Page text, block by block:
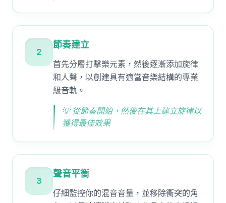
2
節奏建立
首先分層打擊樂元素，然後逐漸添加旋律
和人聲，以創建具有適當音樂結構的專業
級音軌。
💡從節奏開始，然後在其上建立旋律以
獲得最佳效果
3
聲音平衡
仔細監控你的混音音量，並移除衝突的角